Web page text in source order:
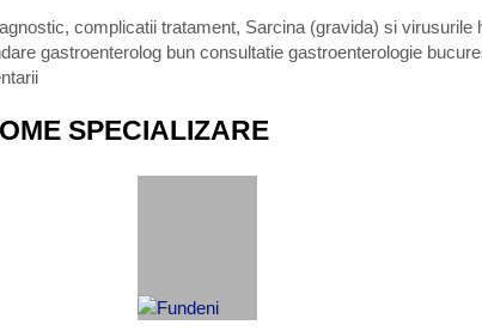
complicatii tratament, Sarcina (gravida) si virusurile
gastroenterolog bun consultatie gastroenterologie
SPECIALIZARE